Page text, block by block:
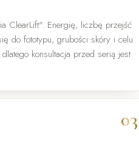
ClearLift". Energię, liczbę przejść
do fototypu, grubości skóry i celu
konsultacja przed serią jest
03